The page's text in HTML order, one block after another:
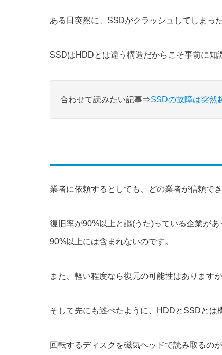
ある日突然に、SSDがクラッシュしてしまっ
SSDはHDDとは違う構造だからこそ事前に知
合わせて読みたい記事⇒SSDの故障は突然
業者に依頼するとしても、どの業者が信頼で
復旧率が90%以上と謳(うた)っている企業が
90%以上には含まれないのです。
また、軽い程度なら復元の可能性はあります
そして先にも述べたように、HDDとSSDとは
回転するディスクを磁気ヘッドで読み取るの